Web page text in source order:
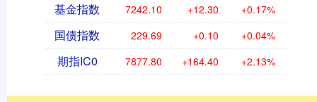
基金指数 7242.10 +12.30 +0.17%
国债指数 229.69 +0.10 +0.04%
期指IC0 7877.80 +164.40 +2.13%